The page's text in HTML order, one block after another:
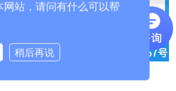
网站，请问有什么可以帮
稍后再说